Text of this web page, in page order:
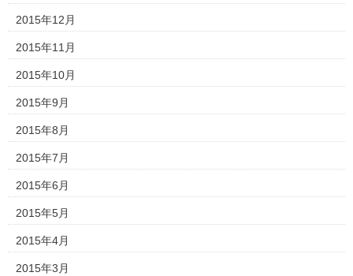
2015年12月
2015年11月
2015年10月
2015年9月
2015年8月
2015年7月
2015年6月
2015年5月
2015年4月
2015年3月